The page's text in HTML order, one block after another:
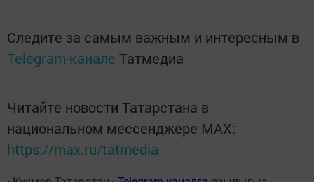
Следите за самым важным и интересным в
Telegram-канале Татмедиа
Читайте новости Татарстана в
национальном мессенджере MАХ:
https://max.ru/tatmedia